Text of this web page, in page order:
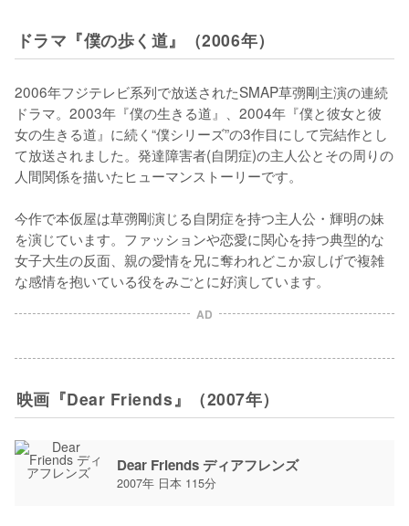
ドラマ『僕の歩く道』（2006年）
2006年フジテレビ系列で放送されたSMAP草彅剛主演の連続
ドラマ。2003年『僕の生きる道』、2004年『僕と彼女と彼
女の生きる道』に続く“僕シリーズ”の3作目にして完結作とし
て放送されました。発達障害者(自閉症)の主人公とその周りの
人間関係を描いたヒューマンストーリーです。
今作で本仮屋は草彅剛演じる自閉症を持つ主人公・輝明の妹
を演じています。ファッションや恋愛に関心を持つ典型的な
女子大生の反面、親の愛情を兄に奪われどこか寂しげで複雑
な感情を抱いている役をみごとに好演しています。
AD
映画『Dear Friends』（2007年）
Dear Friends ディアフレンズ
2007年 日本 115分